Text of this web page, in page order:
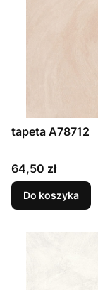
tapeta A78712
Cena
64,50 zł
Do koszyka